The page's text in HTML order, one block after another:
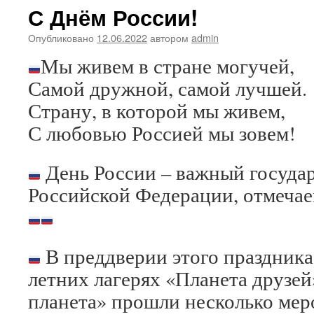
С Днём России!
Опубликовано 12.06.2022автором admin
Мы живем в стране могучей,
Самой дружной, самой лучшей.
Страну, в которой мы живем,
С любовью Россией мы зовем!
День России – важный
Российской Федерации,
В преддверии этого
летних лагерях «Планета
планета» прошли несколько